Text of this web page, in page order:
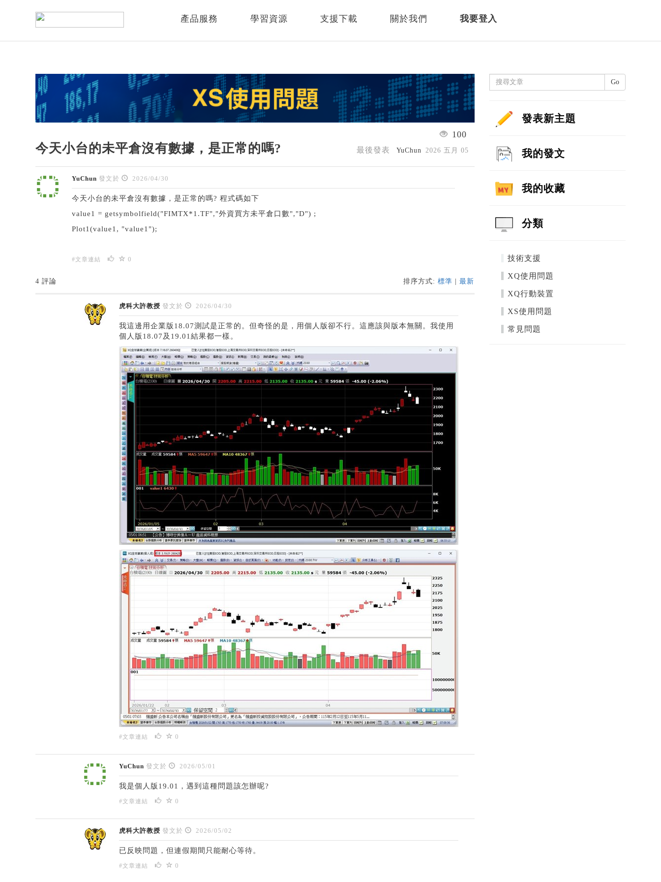
產品服務 學習資源 支援下載 關於我們 我要登入
今天小台的未平倉沒有數據，是正常的嗎?
100
最後發表 YuChun 2026 五月 05
YuChun 發文於 2026/04/30
今天小台的未平倉沒有數據，是正常的嗎? 程式碼如下
value1 = getsymbolfield("FIMTX*1.TF","外資買方未平倉口數","D") ;
Plot1(value1, "value1");
#文章連結 0
4 評論 排序方式:標準 |最新
虎科大許教授 發文於 2026/04/30
我這邊用企業版18.07測試是正常的。但奇怪的是，用個人版卻不行。這應該與版本無關。我使用
個人版18.07及19.01結果都一樣。
#文章連結 0
YuChun 發文於 2026/05/01
我是個人版 19.01，遇到這種問題該怎辦呢?
#文章連結 0
虎科大許教授 發文於 2026/05/02
已反映問題，但連假期間只能耐心等待。
#文章連結 0
Go
發表新主題
我的發文
我的收藏
分類
技術支援
XQ使用問題
XQ行動裝置
XS使用問題
常見問題